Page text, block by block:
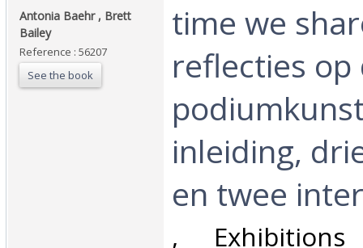
‎Antonia Baehr , Brett
Bailey‎
Reference : 56207
See the book
‎time we
reflecties op
inleiding,
en twee
‎, Exhibitions